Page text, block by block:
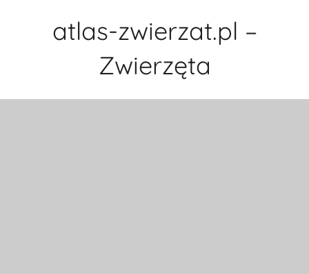
atlas-zwierzat.pl –
Zwierzęta